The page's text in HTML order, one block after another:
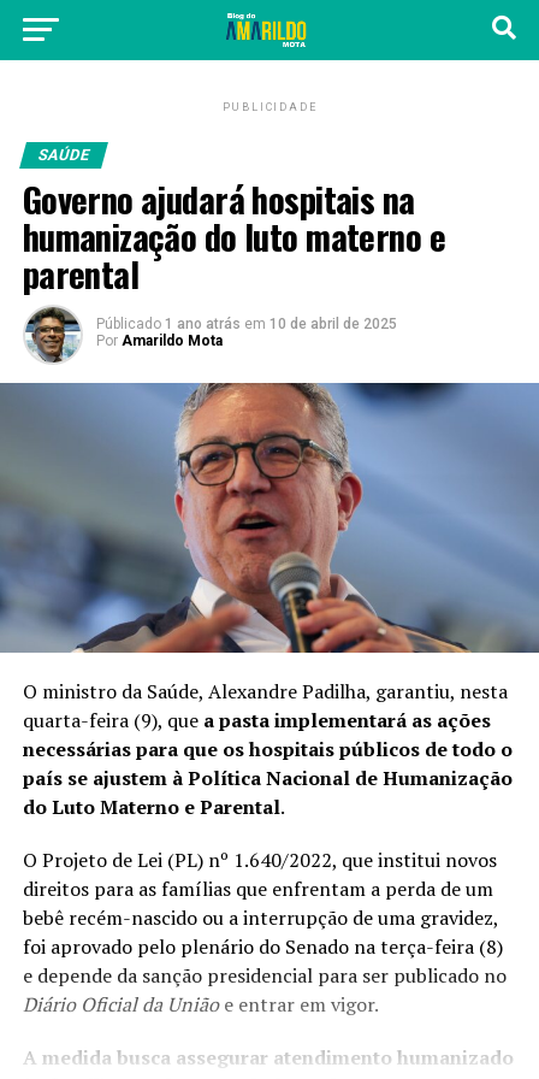
PUBLICIDADE
SAÚDE
Governo ajudará hospitais na
humanização do luto materno e
parental
Públicado 1 ano atrás em 10 de abril de 2025
Por Amarildo Mota
O ministro da Saúde, Alexandre Padilha, garantiu, nesta
quarta-feira (9), que a pasta implementará as ações
necessárias para que os hospitais públicos de todo o
país se ajustem à Política Nacional de Humanização
do Luto Materno e Parental.
O Projeto de Lei (PL) nº 1.640/2022, que institui novos
direitos para as famílias que enfrentam a perda de um
bebê recém-nascido ou a interrupção de uma gravidez,
foi aprovado pelo plenário do Senado na terça-feira (8)
e depende da sanção presidencial para ser publicado no
Diário Oficial da Uniãoe entrar em vigor.
A medida busca assegurar atendimento humanizado